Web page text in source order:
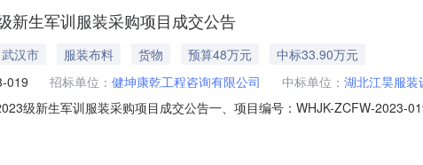
新生军训服装采购项目成交公告
汉市 服装布料 货物 预算48万元
中标33.90万元
019 招标单位： 健坤康乾工程咨询有限公司 中标单位： 湖北江昊服装
级新生军训服装采购项目成交公告一、项目编号：WHJK-ZCFW-2023-
四、主要标的信息序号供应商名称货物名称货物品牌货物型号货物数量货